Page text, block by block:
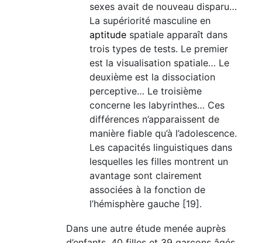
sexes avait de nouveau disparu…
La supériorité masculine en
aptitude spatiale apparaît dans
trois types de tests. Le premier
est la visualisation spatiale… Le
deuxième est la dissociation
perceptive… Le troisième
concerne les labyrinthes… Ces
différences n’apparaissent de
manière fiable qu’à l’adolescence.
Les capacités linguistiques dans
lesquelles les filles montrent un
avantage sont clairement
associées à la fonction de
l’hémisphère gauche [19].
Dans une autre étude menée auprès